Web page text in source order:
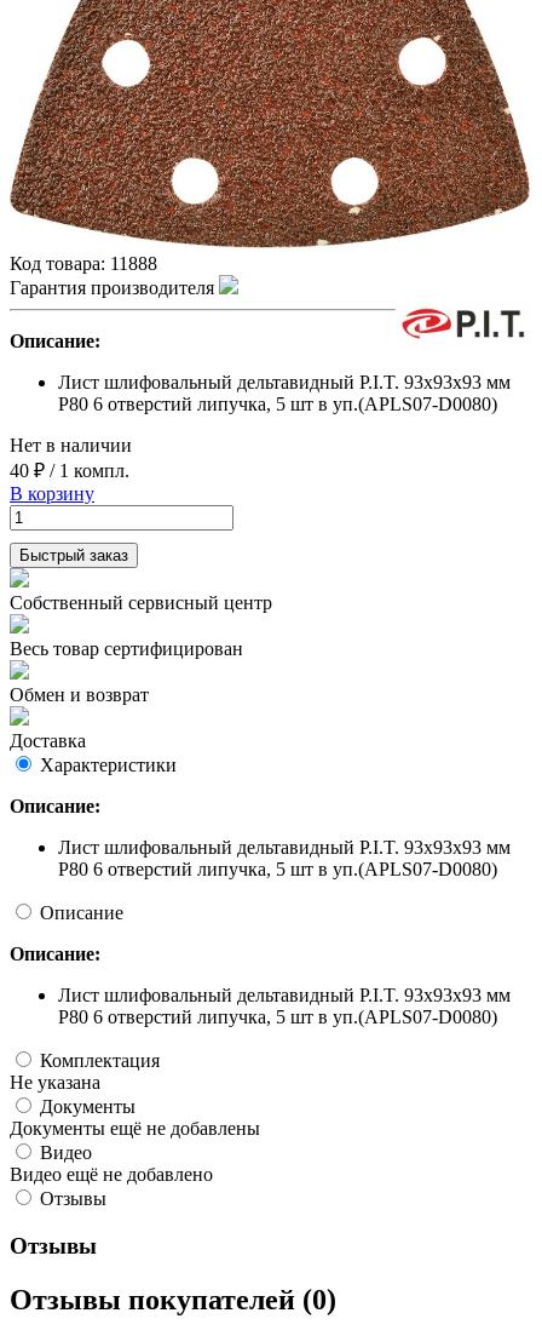
Код товара: 11888
Гарантия производителя
Описание:
Лист шлифовальный дельтавидный P.I.T. 93x93x93 мм
P80 6 отверстий липучка, 5 шт в уп.(APLS07-D0080)
Нет в наличии
40 ₽ / 1 компл.
В корзину
Быстрый заказ
Собственный сервисный центр
Весь товар сертифицирован
Обмен и возврат
Доставка
Характеристики
Описание:
Лист шлифовальный дельтавидный P.I.T. 93x93x93 мм
P80 6 отверстий липучка, 5 шт в уп.(APLS07-D0080)
Описание
Описание:
Лист шлифовальный дельтавидный P.I.T. 93x93x93 мм
P80 6 отверстий липучка, 5 шт в уп.(APLS07-D0080)
Комплектация
Не указана
Документы
Документы ещё не добавлены
Видео
Видео ещё не добавлено
Отзывы
Отзывы
Отзывы покупателей (0)